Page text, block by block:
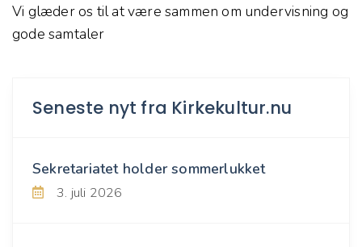
Vi glæder os til at være sammen om undervisning og
gode samtaler
Seneste nyt fra Kirkekultur.nu
Sekretariatet holder sommerlukket
3. juli 2026